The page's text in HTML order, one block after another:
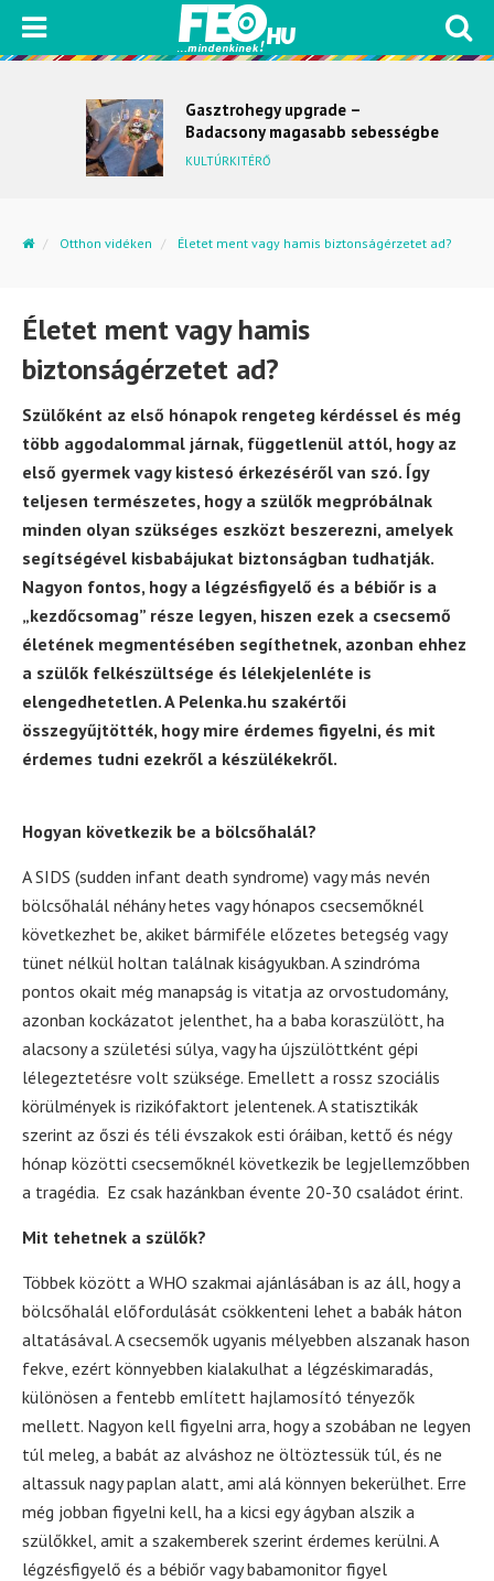
Gasztrohegy upgrade –
Badacsony magasabb sebességbe
kapcsol
KULTÚRKITÉRŐ
Otthon vidéken Életet ment vagy hamis biztonságérzetet ad?
Életet ment vagy hamis
biztonságérzetet ad?
Szülőként az első hónapok rengeteg kérdéssel és még
több aggodalommal járnak, függetlenül attól, hogy az
első gyermek vagy kistesó érkezéséről van szó. Így
teljesen természetes, hogy a szülők megpróbálnak
minden olyan szükséges eszközt beszerezni, amelyek
segítségével kisbabájukat biztonságban tudhatják.
Nagyon fontos, hogy a légzésfigyelő és a bébiőr is a
„kezdőcsomag” része legyen, hiszen ezek a csecsemő
életének megmentésében segíthetnek, azonban ehhez
a szülők felkészültsége és lélekjelenléte is
elengedhetetlen. A Pelenka.hu szakértői
összegyűjtötték, hogy mire érdemes figyelni, és mit
érdemes tudni ezekről a készülékekről.
Hogyan következik be a bölcsőhalál?
A SIDS (sudden infant death syndrome) vagy más nevén
bölcsőhalál néhány hetes vagy hónapos csecsemőknél
következhet be, akiket bármiféle előzetes betegség vagy
tünet nélkül holtan találnak kiságyukban. A szindróma
pontos okait még manapság is vitatja az orvostudomány,
azonban kockázatot jelenthet, ha a baba koraszülött, ha
alacsony a születési súlya, vagy ha újszülöttként gépi
lélegeztetésre volt szüksége. Emellett a rossz szociális
körülmények is rizikófaktort jelentenek. A statisztikák
szerint az őszi és téli évszakok esti óráiban, kettő és négy
hónap közötti csecsemőknél következik be legjellemzőbben
a tragédia. Ez csak hazánkban évente 20-30 családot érint.
Mit tehetnek a szülők?
Többek között a WHO szakmai ajánlásában is az áll, hogy a
bölcsőhalál előfordulását csökkenteni lehet a babák háton
altatásával. A csecsemők ugyanis mélyebben alszanak hason
fekve, ezért könnyebben kialakulhat a légzéskimaradás,
különösen a fentebb említett hajlamosító tényezők
mellett. Nagyon kell figyelni arra, hogy a szobában ne legyen
túl meleg, a babát az alváshoz ne öltöztessük túl, és ne
altassuk nagy paplan alatt, ami alá könnyen bekerülhet. Erre
még jobban figyelni kell, ha a kicsi egy ágyban alszik a
szülőkkel, amit a szakemberek szerint érdemes kerülni. A
légzésfigyelő és a bébiőr vagy babamonitor figyel